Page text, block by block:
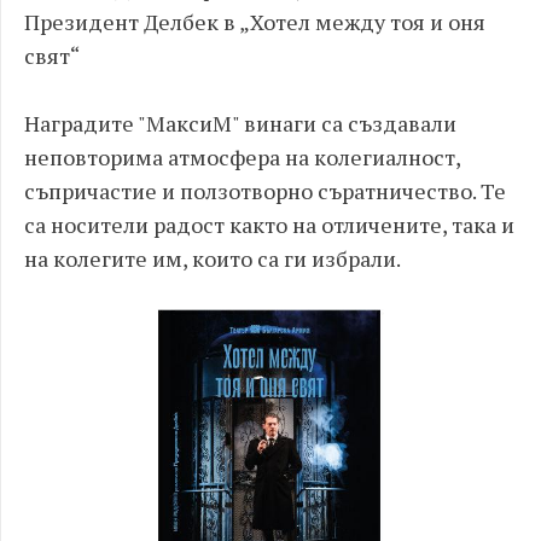
Президент Делбек в „Хотел между тоя и оня
свят“
Наградите "МаксиМ" винаги са създавали
неповторима атмосфера на колегиалност,
съпричастие и ползотворно съратничество. Те
са носители радост както на отличените, така и
на колегите им, които са ги избрали.